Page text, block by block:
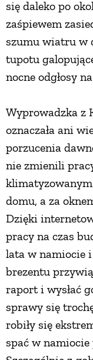
się daleko po
zaśpiewem
szumu wiatru w
tupotu
nocne odgłosy
Wyprowadzka z
oznaczała ani
porzucenia
nie zmienili
domu, a za
Dzięki
pracy na czas
lata w namiocie
brezentu
raport i wysłać
sprawy się
robiły się
spać w